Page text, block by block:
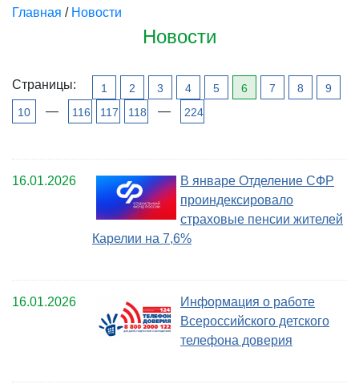
Главная / Новости
Новости
Страницы: 1 2 3 4 5 6 7 8
9
10
— 116 117 118 — 224
16.01.2026
В январе Отделение СФР
проиндексировало
страховые пенсии жителей
Карелии на 7,6%
16.01.2026
Информация о работе
Всероссийского детского
телефона доверия